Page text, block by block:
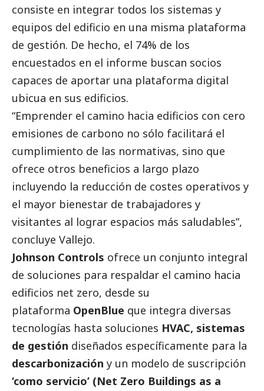
consiste en integrar todos los sistemas y
equipos del edificio en una misma plataforma
de gestión. De hecho, el 74% de los
encuestados en el informe buscan socios
capaces de aportar una plataforma digital
ubicua en sus edificios.
“Emprender el camino hacia edificios con cero
emisiones de carbono no sólo facilitará el
cumplimiento de las normativas, sino que
ofrece otros beneficios a largo plazo
incluyendo la reducción de costes operativos y
el mayor bienestar de trabajadores y
visitantes al lograr espacios más saludables”,
concluye Vallejo.
Johnson Controls ofrece un conjunto integral
de soluciones para respaldar el camino hacia
edificios net zero, desde su
plataforma OpenBlue que integra diversas
tecnologías hasta soluciones HVAC, sistemas
de gestión diseñados específicamente para la
descarbonización y un modelo de suscripción
‘como servicio’ (Net Zero Buildings as a